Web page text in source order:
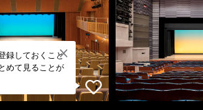
録しておくこと
めて見ることが